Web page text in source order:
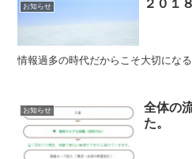
お知らせ ２０１
情報過多の時代だからこそ大切にな
お知らせ
全体の
た。